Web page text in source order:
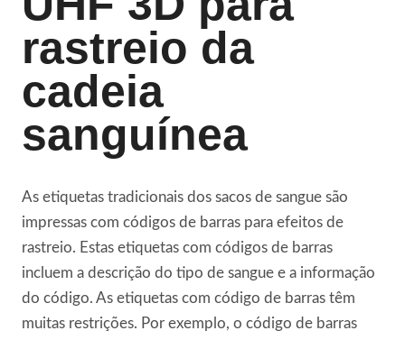
rastreio da
cadeia
sanguínea
As etiquetas tradicionais dos sacos de sangue são
impressas com códigos de barras para efeitos de
rastreio. Estas etiquetas com códigos de barras
incluem a descrição do tipo de sangue e a informação
do código. As etiquetas com código de barras têm
muitas restrições. Por exemplo, o código de barras